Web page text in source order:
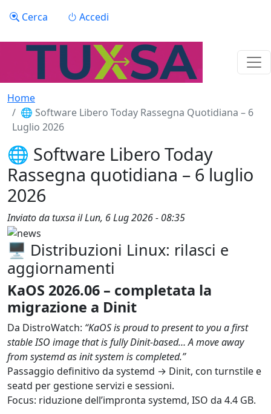
Menu profilo utente
Cerca Accedi
Home
🌐 Software Libero Today Rassegna Quotidiana – 6
Luglio 2026
🌐 Software Libero Today
Rassegna quotidiana – 6 luglio
2026
Inviato datuxsailLun, 6 Lug 2026 - 08:35
🖥️ Distribuzioni Linux: rilasci e
aggiornamenti
KaOS 2026.06 – completata la
migrazione a Dinit
Da DistroWatch: “KaOS is proud to present to you a first
stable ISO image that is fully Dinit-based… A move away
from systemd as init system is completed.”
Passaggio definitivo da systemd → Dinit, con turnstile e
seatd per gestione servizi e sessioni.
Focus: riduzione dell’impronta systemd, ISO da 4.4 GB.